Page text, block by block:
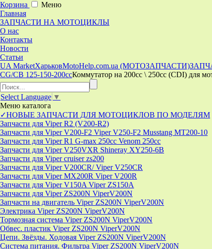
Корзина
Меню
Главная
ЗАПЧАСТИ НА МОТОЦИКЛЫ
О нас
Контакты
Новости
Статьи
UA MarketХарьковMotoHelp.com.ua (МОТОЗАПЧАСТИ)
CG/CB 125-150-200ccКоммутатор на 200сс \ 250сс (CDI) для
Select Language ▼
Меню каталога
✓НОВЫЕ ЗАПЧАСТИ ДЛЯ МОТОЦИКЛОВ ПО МОДЕЛЯМ
Запчасти для Viper R2 (V200-R2)
Запчасти для Viper V200-F2 Viper V250-F2 Musstang MT200-10
Запчасти для Viper R1 G-max 250cc Venom 250cc
Запчасти для Viper V250VXR Shineray XY250-6B
Запчасти для Viper cruiser zs200
Запчасти для Viper V200CR/ Viper V250CR
Запчасти для Viper MX200R Viper V200R
Запчасти для Viper V150A Viper ZS150A
Запчасти для Viper ZS200N ViperV200N
Запчасти на двигатель Viper ZS200N ViperV200N
Электрика Viper ZS200N ViperV200N
Тормозная система Viper ZS200N ViperV200N
Обвес. пластик Viper ZS200N ViperV200N
Цепи. Звёзды. Ходовая Viper ZS200N ViperV200N
Система питания. Фильтра Viper ZS200N ViperV200N